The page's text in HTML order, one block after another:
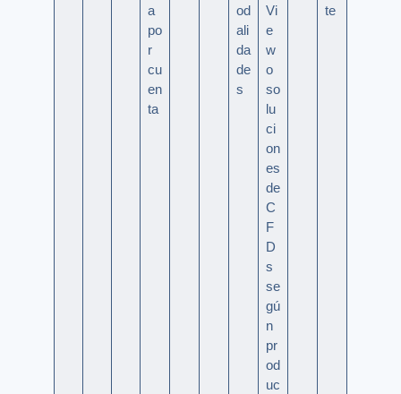
a
po
r
cu
en
ta
od
ali
da
de
s
Vi
e
w
o
so
lu
ci
on
es
de
C
F
D
s
se
gú
n
pr
od
uc
te